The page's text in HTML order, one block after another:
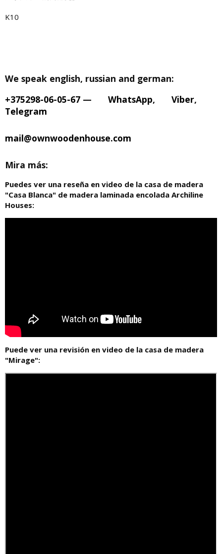
K10
We speak english, russian and german:
+375298-06-05-67 — WhatsApp, Viber,
Telegram
mail@ownwoodenhouse.com
Mira más:
Puedes ver una reseña en video de la casa de madera
"Casa Blanca" de madera laminada encolada Archiline
Houses:
Puede ver una revisión en video de la casa de madera
"Mirage":